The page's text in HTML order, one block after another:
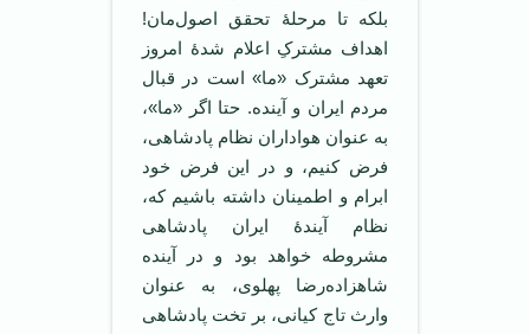
بلکه تا مرحلۀ تحقق اصول‌مان!
اهداف مشترکِ اعلام شدۀ امروز
تعهد مشترک «ما» ا‌ست در قبال
مردم ایران و آینده. حتا اگر «ما»،
به عنوان هواداران نظام پادشاهی،
فرض کنیم، و در این فرض خود
ابرام و اطمینان داشته باشیم که،
نظام آیندۀ ایران پادشاهی
مشروطه خواهد بود و در آینده
شاهزاده‌رضا پهلوی، به عنوان
وارث تاج کیانی، بر تخت پادشاهی